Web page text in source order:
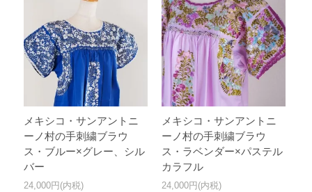
メキシコ・サンアントニ
ーノ村の手刺繍ブラウ
ス・ブルー×グレー、シル
バー
24,000円(内税)
メキシコ・サンアントニ
ーノ村の手刺繍ブラウ
ス・ラベンダー×パステル
カラフル
24,000円(内税)